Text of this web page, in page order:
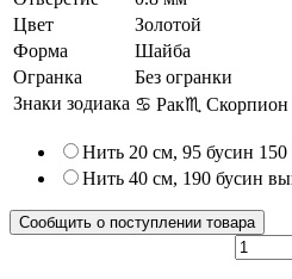
Цвет
Золотой
Форма
Шайба
Огранка
Без огранки
Знаки зодиака ♋ Рак♏ Скорпион
Нить 20 см, 95 бусин 150
Нить 40 см, 190 бусин
Сообщить о поступлении товара